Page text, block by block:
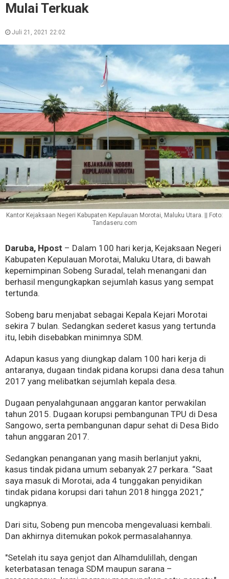
Mulai Terkuak
Juli 21, 2021 22:02
Kantor Kejaksaan Negeri Kabupaten Kepulauan Morotai, Maluku Utara. || Foto:
Tandaseru.com
Daruba, Hpost – Dalam 100 hari kerja, Kejaksaan Negeri
Kabupaten Kepulauan Morotai, Maluku Utara, di bawah
kepemimpinan Sobeng Suradal, telah menangani dan
berhasil mengungkapkan sejumlah kasus yang sempat
tertunda.
Sobeng baru menjabat sebagai Kepala Kejari Morotai
sekira 7 bulan. Sedangkan sederet kasus yang tertunda
itu, lebih disebabkan minimnya SDM.
Adapun kasus yang diungkap dalam 100 hari kerja di
antaranya, dugaan tindak pidana korupsi dana desa tahun
2017 yang melibatkan sejumlah kepala desa.
Dugaan penyalahgunaan anggaran kantor perwakilan
tahun 2015. Dugaan korupsi pembangunan TPU di Desa
Sangowo, serta pembangunan dapur sehat di Desa Bido
tahun anggaran 2017.
Sedangkan penanganan yang masih berlanjut yakni,
kasus tindak pidana umum sebanyak 27 perkara. “Saat
saya masuk di Morotai, ada 4 tunggakan penyidikan
tindak pidana korupsi dari tahun 2018 hingga 2021,”
ungkapnya.
Dari situ, Sobeng pun mencoba mengevaluasi kembali.
Dan akhirnya ditemukan pokok permasalahannya.
"Setelah itu saya genjot dan Alhamdulillah, dengan
keterbatasan tenaga SDM maupun sarana –